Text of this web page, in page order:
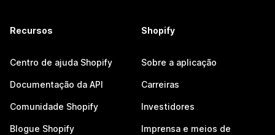
Recursos
Centro de ajuda Shopify
Documentação da API
Comunidade Shopify
Blogue Shopify
Shopify
Sobre a aplicação
Carreiras
Investidores
Imprensa e meios de